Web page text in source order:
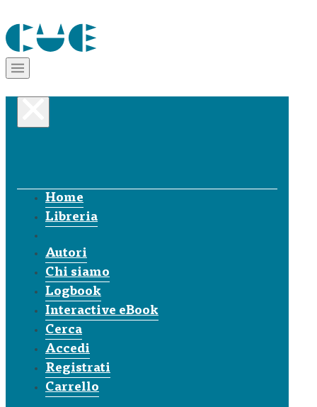
Home
Libreria
Autori
Chi siamo
Logbook
Interactive eBook
Cerca
Accedi
Registrati
Carrello